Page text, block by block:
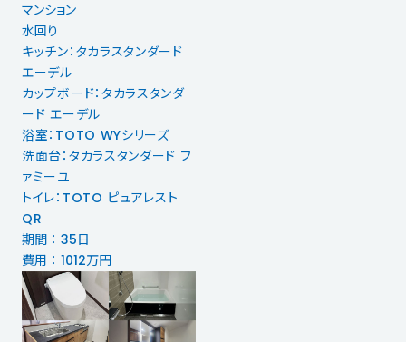
マンション
水回り
キッチン：タカラスタンダード
エーデル
カップボード：タカラスタンダ
ード エーデル
浴室：TOTO WYシリーズ
洗面台：タカラスタンダード フ
ァミーユ
トイレ：TOTO ピュアレスト
QR
期間 ： 35日
費用 ： 1012万円